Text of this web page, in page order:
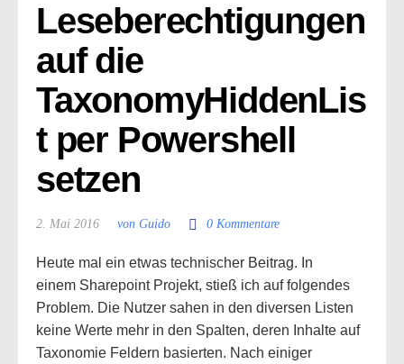
Leseberechtigungen
auf die
TaxonomyHiddenLis
t per Powershell
setzen
2. Mai 2016 von Guido 0 Kommentare
Heute mal ein etwas technischer Beitrag. In
einem Sharepoint Projekt, stieß ich auf folgendes
Problem. Die Nutzer sahen in den diversen Listen
keine Werte mehr in den Spalten, deren Inhalte auf
Taxonomie Feldern basierten. Nach einiger